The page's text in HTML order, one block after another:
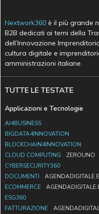
Nextwork360 è il più grande
B2B dedicati ai temi della
dell’Innovazione
cultura digitale e
amministrazioni italiane.
TUTTE LE TESTATE
Applicazioni e Tecnologie
AI4BUSINESS
BIGDATA4INNOVATION
BLOCKCHAIN4INNOVATION
CLOUD COMPUTING
ZEROUNO
CYBERSECURITY360
DOCUMENTI
ECOMMERCE
ESG360
FATTURAZIONE